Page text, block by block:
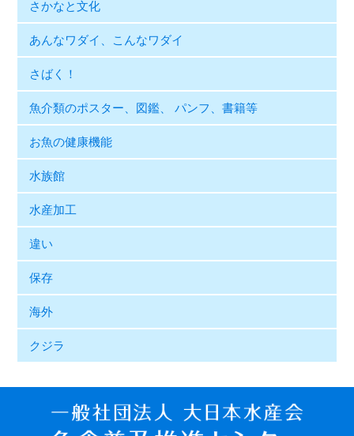
さかなと文化
あんなワダイ、こんなワダイ
さばく！
魚介類のポスター、図鑑、 パンフ、書籍等
お魚の健康機能
水族館
水産加工
違い
保存
海外
クジラ